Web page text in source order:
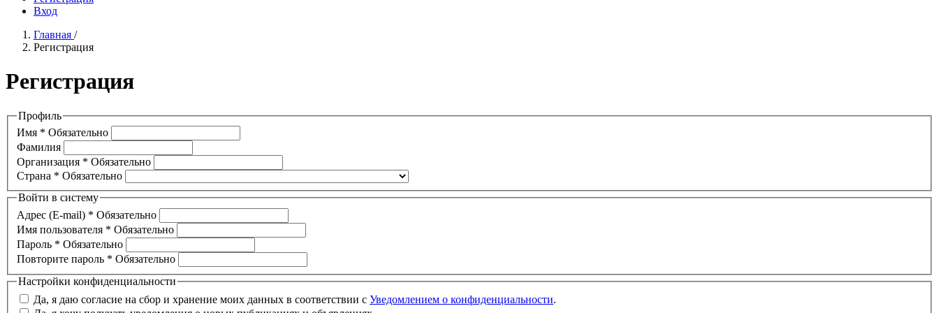
Вход
Главная /
Регистрация
Регистрация
Профиль
Имя * Обязательно
Фамилия
Организация * Обязательно
Страна * Обязательно
Войти в систему
Адрес (E-mail) * Обязательно
Имя пользователя * Обязательно
Пароль * Обязательно
Повторите пароль * Обязательно
Настройки конфиденциальности
Да, я даю согласие на сбор и хранение моих данных в соответствии с Уведомлением о конфиденциальности.